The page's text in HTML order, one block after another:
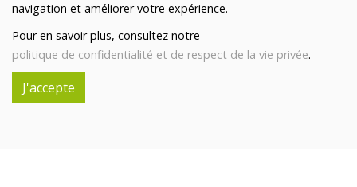
navigation et améliorer votre expérience.
Pour en savoir plus, consultez notre
politique de confidentialité et de respect de la vie privée.
J'accepte